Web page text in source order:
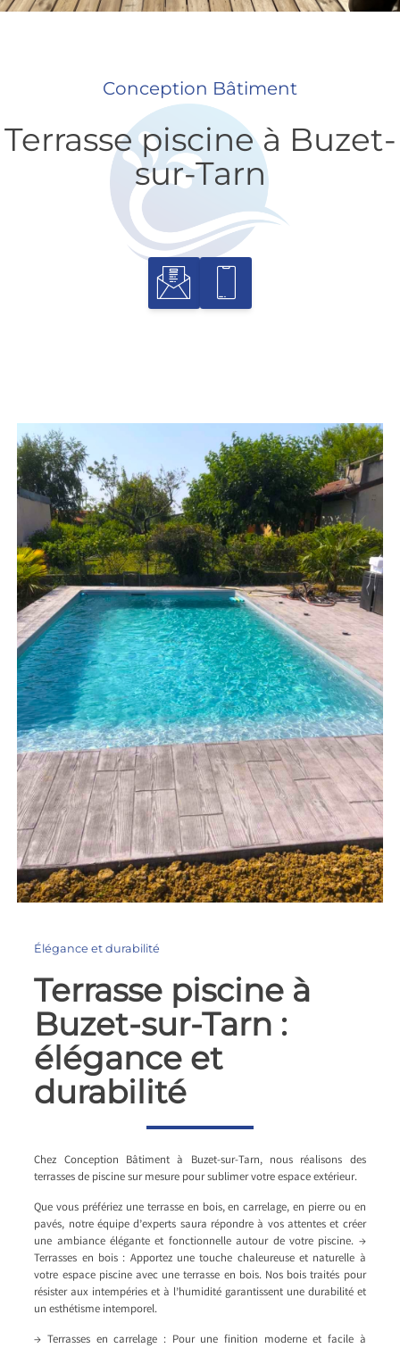
Conception Bâtiment
Terrasse piscine à Buzet-
sur-Tarn
Élégance et durabilité
Terrasse piscine à
Buzet-sur-Tarn :
élégance et
durabilité
Chez Conception Bâtiment à Buzet-sur-Tarn, nous réalisons des
terrasses de piscine sur mesure pour sublimer votre espace extérieur.
Que vous préfériez une terrasse en bois, en carrelage, en pierre ou en
pavés, notre équipe d’experts saura répondre à vos attentes et créer
une ambiance élégante et fonctionnelle autour de votre piscine. →
Terrasses en bois : Apportez une touche chaleureuse et naturelle à
votre espace piscine avec une terrasse en bois. Nos bois traités pour
résister aux intempéries et à l’humidité garantissent une durabilité et
un esthétisme intemporel.
→ Terrasses en carrelage : Pour une finition moderne et facile à